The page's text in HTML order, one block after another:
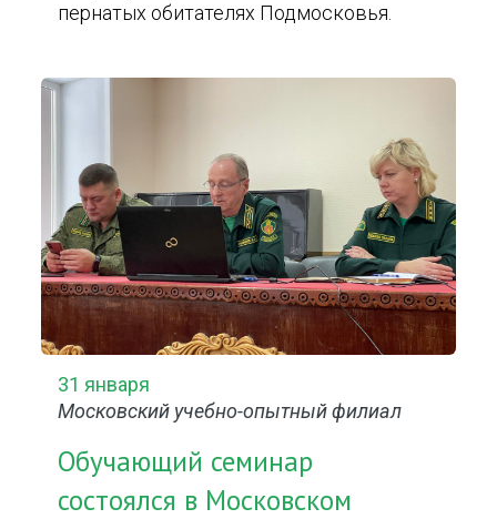
пернатых обитателях Подмосковья.
31 января
Московский учебно-опытный филиал
Обучающий семинар
состоялся в Московском